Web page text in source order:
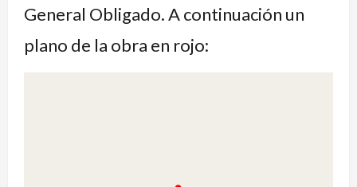
General Obligado. A continuación un
plano de la obra en rojo: